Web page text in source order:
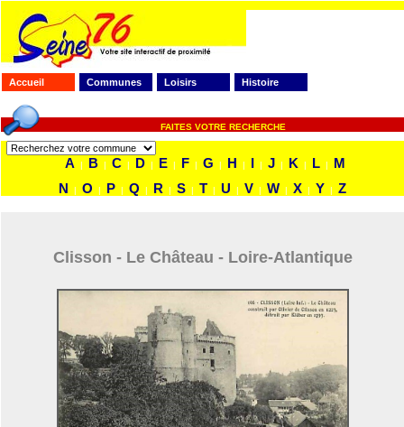
Accueil Communes Loisirs Histoire
FAITES VOTRE RECHERCHE
A | B | C | D | E | F | G | H | I | J | K | L |
M
N
| O | P | Q | R | S | T | U | V | W | X | Y | Z
Clisson - Le Château - Loire-Atlantique